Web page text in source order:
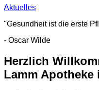
Aktuelles
"Gesundheit ist die erste
- Oscar Wilde
Herzlich
Lamm